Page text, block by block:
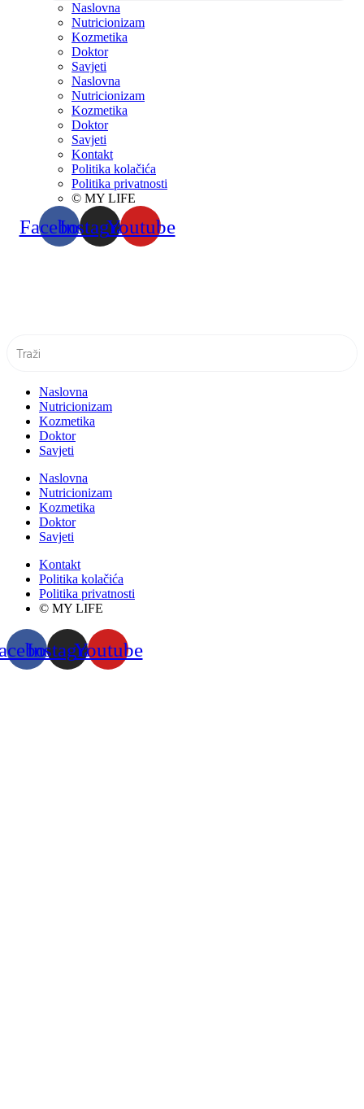
Naslovna
Nutricionizam
Kozmetika
Doktor
Savjeti
Naslovna
Nutricionizam
Kozmetika
Doktor
Savjeti
Kontakt
Politika kolačića
Politika privatnosti
© MY LIFE
FacebookInstagramYoutube
Naslovna
Nutricionizam
Kozmetika
Doktor
Savjeti
Naslovna
Nutricionizam
Kozmetika
Doktor
Savjeti
Kontakt
Politika kolačića
Politika privatnosti
© MY LIFE
InstagramYoutube